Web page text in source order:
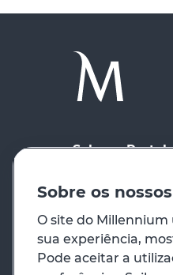
Sobre o Portal
Condições de
Segurança
Registo
Sobre os
O site do
sua experiência,
Pode aceitar a